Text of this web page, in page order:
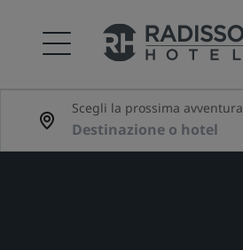
Scegli la prossima avventura